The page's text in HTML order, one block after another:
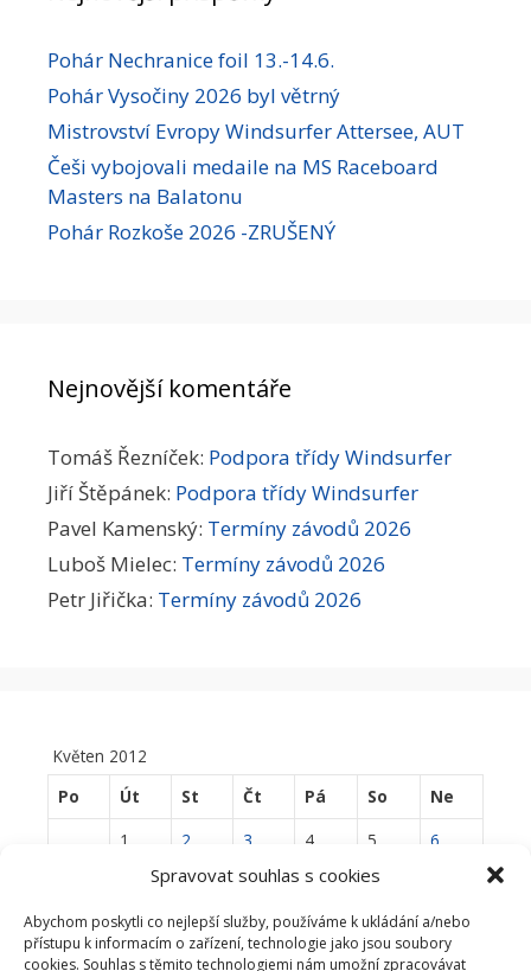
Spravovat souhlas s cookies
Abychom poskytli co nejlepší služby, používáme k ukládání a/nebo
přístupu k informacím o zařízení, technologie jako jsou soubory
cookies. Souhlas s těmito technologiemi nám umožní zpracovávat
Pohár Nechranice foil 13.-14.6.
Pohár Vysočiny 2026 byl větrný
Mistrovství Evropy Windsurfer Attersee, AUT
Češi vybojovali medaile na MS Raceboard
Masters na Balatonu
Pohár Rozkoše 2026 -ZRUŠENÝ
Nejnovější komentáře
Tomáš Řezníček: Podpora třídy Windsurfer
Jiří Štěpánek: Podpora třídy Windsurfer
Pavel Kamenský: Termíny závodů 2026
Luboš Mielec: Termíny závodů 2026
Petr Jiřička: Termíny závodů 2026
Květen 2012
Po
Út St Čt Pá So
Ne
1
2 3 4 5
6
9 10 11 12
14
15 16 17 18 19
20